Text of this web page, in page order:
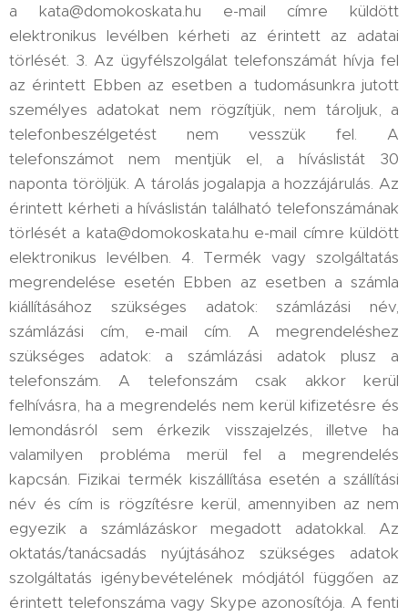
a kata@domokoskata.hu e-mail címre küldött
elektronikus levélben kérheti az érintett az adatai
törlését. 3. Az ügyfélszolgálat telefonszámát hívja fel
az érintett Ebben az esetben a tudomásunkra jutott
személyes adatokat nem rögzítjük, nem tároljuk, a
telefonbeszélgetést nem vesszük fel. A
telefonszámot nem mentjük el, a híváslistát 30
naponta töröljük. A tárolás jogalapja a hozzájárulás. Az
érintett kérheti a híváslistán található telefonszámának
törlését a kata@domokoskata.hu e-mail címre küldött
elektronikus levélben. 4. Termék vagy szolgáltatás
megrendelése esetén Ebben az esetben a számla
kiállításához szükséges adatok: számlázási név,
számlázási cím, e-mail cím. A megrendeléshez
szükséges adatok: a számlázási adatok plusz a
telefonszám. A telefonszám csak akkor kerül
felhívásra, ha a megrendelés nem kerül kifizetésre és
lemondásról sem érkezik visszajelzés, illetve ha
valamilyen probléma merül fel a megrendelés
kapcsán. Fizikai termék kiszállítása esetén a szállítási
név és cím is rögzítésre kerül, amennyiben az nem
egyezik a számlázáskor megadott adatokkal. Az
oktatás/tanácsadás nyújtásához szükséges adatok
szolgáltatás igénybevételének módjától függően az
érintett telefonszáma vagy Skype azonosítója. A fenti